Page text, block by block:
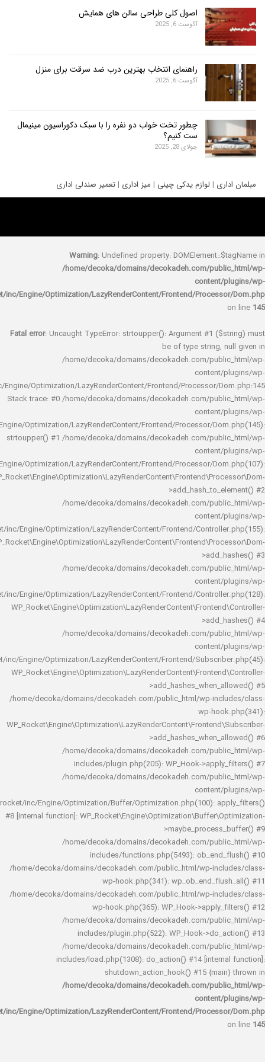
اصول کلی طراحی سالن های همایش
آگوست 6, 2025
راهنمای انتخاب بهترین درب ضد سرقت برای منزل
آگوست 6, 2025
چطور تخت خواب دو نفره را با سبک دکوراسیون مینیمال
ست کنیم؟
جولای 28, 2025
|لوازم یدکی چینی|میز اداری| تعمیر صندلی اداری
Warning: Undefined property:
/home/decoka/domains/decokadeh.com/
rocket/inc/Engine/Optimization/LazyRenderContent/Frontend/
Fatal error : Uncaught TypeError: strtoupper(): Argument #1
be of type string,
/home/decoka/domains/decokadeh.com/
rocket/inc/Engine/Optimization/LazyRenderContent/Frontend/Processor/
Stack trace: #0 /home/decoka/domains/decokadeh.com/
rocket/inc/Engine/Optimization/LazyRenderContent/Frontend/Processor/
strtoupper() #1 /home/decoka/domains/decokadeh.com/
rocket/inc/Engine/Optimization/LazyRenderContent/Frontend/Processor/
/home/decoka/domains/decokadeh.com/
rocket/inc/Engine/Optimization/LazyRenderContent/Frontend/
/home/decoka/domains/decokadeh.com/
rocket/inc/Engine/Optimization/LazyRenderContent/Frontend/
/home/decoka/domains/decokadeh.com/
rocket/inc/Engine/Optimization/LazyRenderContent/Frontend/
/home/decoka/domains/decokadeh.com/public_html/wp-
wp-
/home/decoka/domains/decokadeh.com/
includes/plugin.php(205): WP_Hook-
/home/decoka/domains/decokadeh.com/
rocket/inc/Engine/Optimization/Buffer/Optimization.php(100):
#8 [internal function]:
/home/decoka/domains/decokadeh.com/
includes/functions.php(5493):
/home/decoka/domains/decokadeh.com/public_html/wp-
wp-hook.php(341):
/home/decoka/domains/decokadeh.com/public_html/wp-
wp-hook.php(365): WP_Hook-
/home/decoka/domains/decokadeh.com/
includes/plugin.php(522): WP_Hook-
/home/decoka/domains/decokadeh.com/
includes/load.php(1308): do_action() #14
shutdown_action_hook() #15
/home/decoka/domains/decokadeh.com/
rocket/inc/Engine/Optimization/LazyRenderContent/Frontend/